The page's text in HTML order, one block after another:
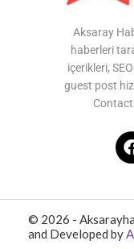
Aksaray
haberleri
içerikleri,
guest post
© 2026 -
and Developed by